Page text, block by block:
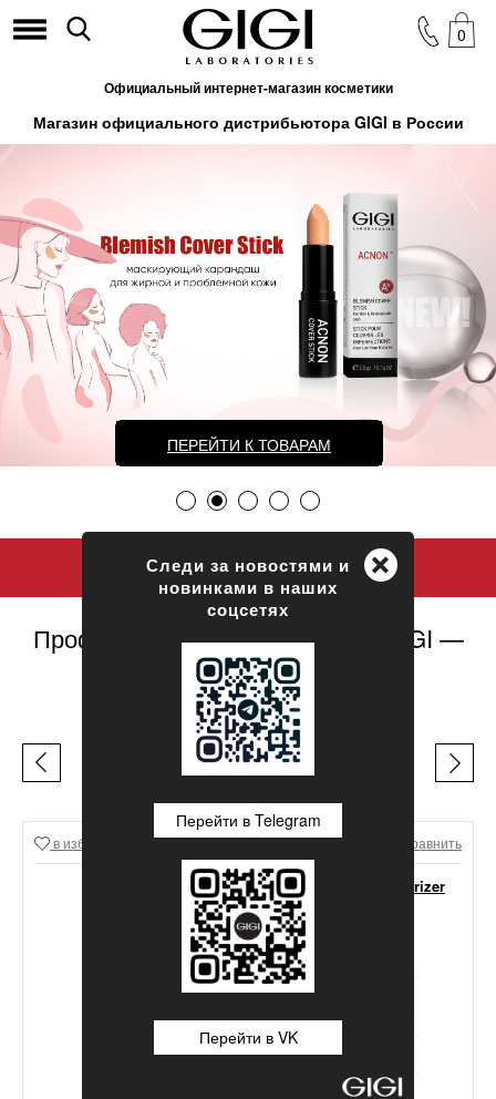
Официальный интернет-магазин косметики
0
Магазин официального дистрибьютора GIGI в России
ПЕРЕЙТИ К ТОВАРАМ
Профессиональная косметика GIGI —
официальный сайт
ЛЕГЕНДЫ GIGI
в избранное Сравнить в избранное Сравнить
GIGI Lipacid Moisturizer
For Oily Skin
+
Следи за новостями и
новинками в наших
соцсетях
Перейти в Telegram
Перейти в VK